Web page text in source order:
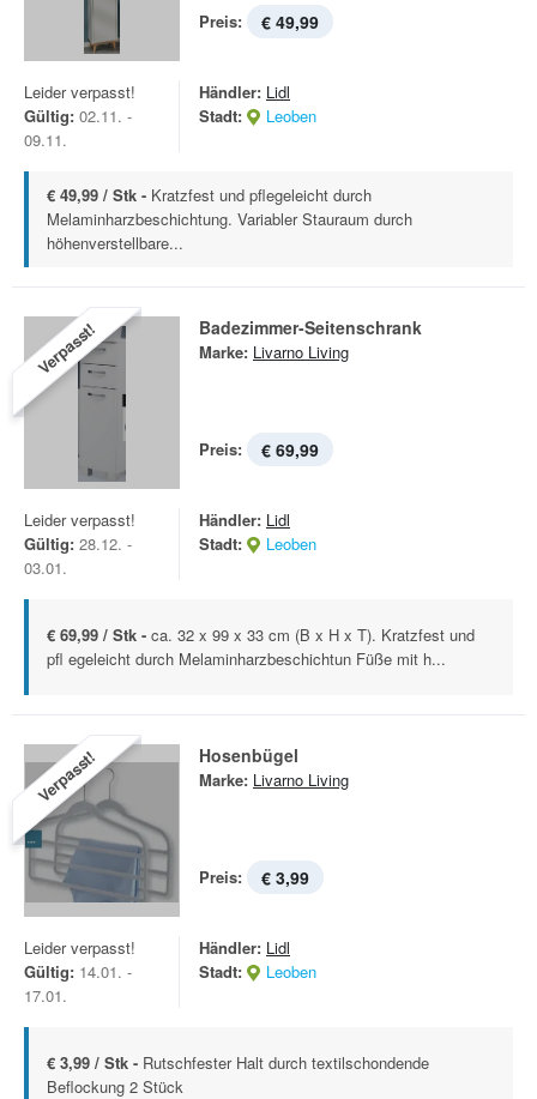
Preis: € 49,99
Leider verpasst!
Gültig: 02.11. -
09.11.
Händler: Lidl
Stadt:
Leoben
€ 49,99 / Stk - Kratzfest und pflegeleicht durch
Melaminharzbeschichtung. Variabler Stauraum durch
höhenverstellbare...
Verpasst! Badezimmer-Seitenschrank
Marke: Livarno Living
Preis: € 69,99
Leider verpasst!
Gültig: 28.12. -
03.01.
Händler: Lidl
Stadt:
Leoben
€ 69,99 / Stk - ca. 32 x 99 x 33 cm (B x H x T). Kratzfest und
pfl egeleicht durch Melaminharzbeschichtun Füße mit h...
Verpasst! Hosenbügel
Marke: Livarno Living
Preis: € 3,99
Leider verpasst!
Gültig: 14.01. -
17.01.
Händler: Lidl
Stadt:
Leoben
€ 3,99 / Stk - Rutschfester Halt durch textilschondende
Beflockung 2 Stück